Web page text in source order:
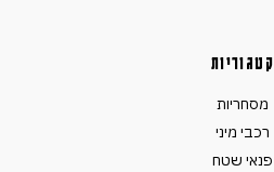
קטגוריות
מסחריות
רכבי מיני
פנאי שטח